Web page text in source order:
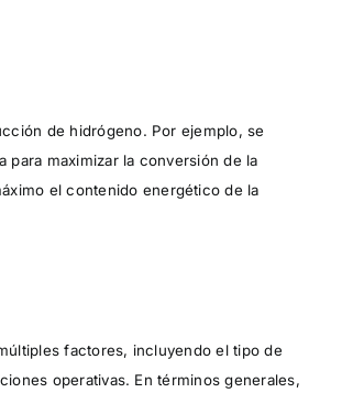
de hidrógeno. Por ejemplo, se
maximizar la conversión de la
el contenido energético de la
factores, incluyendo el tipo de
operativas. En términos generales,